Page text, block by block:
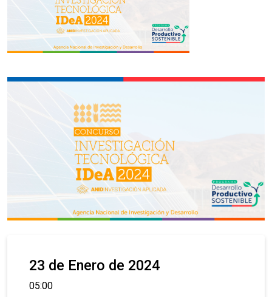
23 de Enero de 2024
05:00